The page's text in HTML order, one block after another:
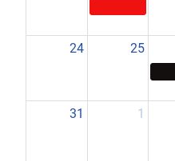
24 25
31 1